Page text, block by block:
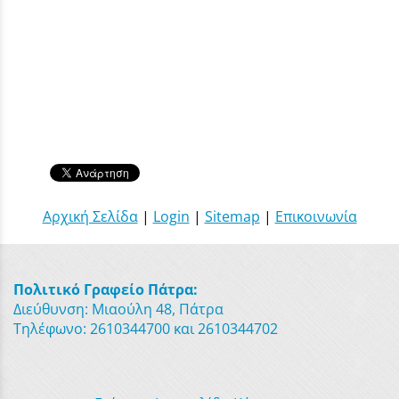
Αρχική Σελίδα| Login | Sitemap | Επικοινωνία
Πολιτικό Γραφείο Πάτρα:
Διεύθυνση: Μιαούλη 48, Πάτρα
Τηλέφωνο: 2610344700 και 2610344702